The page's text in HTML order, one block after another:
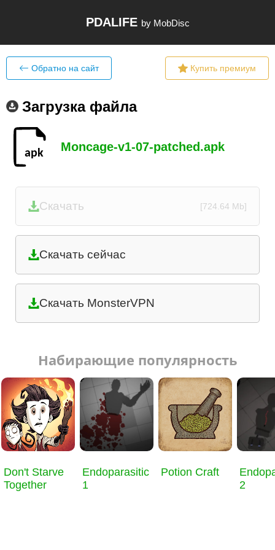
PDALIFE by MobDisc
Обратно на сайт Купить премиум
Загрузка файла
Moncage-v1-07-patched.apk
Скачать [724.64 Mb]
Скачать сейчас
Скачать MonsterVPN
Набирающие популярность
Don't Starve
Together
Endoparasitic
1
Potion Craft
2